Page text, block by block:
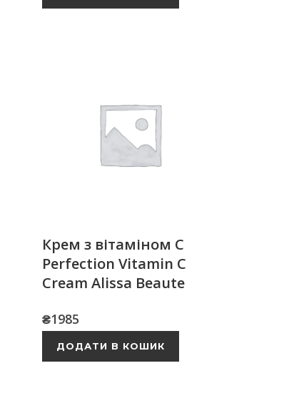
Крем з вітаміном С
Perfection Vitamin C
Cream Alissa Beaute
₴1985
ДОДАТИ В КОШИК